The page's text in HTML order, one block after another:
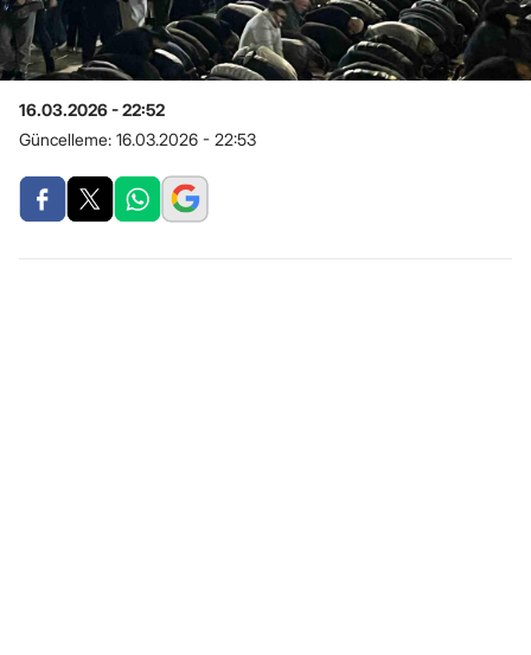
16.03.2026 - 22:52
Güncelleme: 16.03.2026 - 22:53